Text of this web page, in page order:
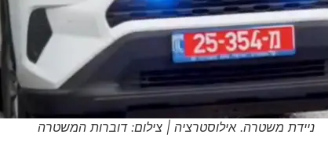
ניידת משטרה. אילוסטרציה | צילום: דוברות המשטרה